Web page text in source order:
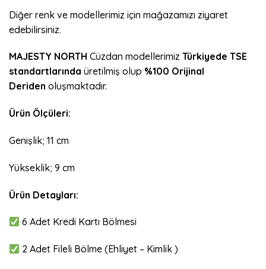
Diğer renk ve modellerimiz için mağazamızı ziyaret
edebilirsiniz.
MAJESTY NORTH Cüzdan modellerimiz Türkiyede TSE
standartlarında üretilmiş olup %100 Orijinal
Deriden oluşmaktadır.
Ürün Ölçüleri:
Genişlik; 11 cm
Yükseklik; 9 cm
Ürün Detayları:
6 Adet Kredi Kartı Bölmesi
2 Adet Fileli Bölme (Ehliyet – Kimlik )